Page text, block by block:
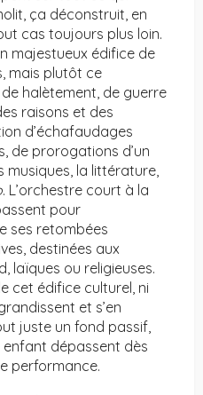
ça déconstruit, en
cas toujours plus loin.
majestueux édifice de
mais plutôt ce
halètement, de guerre
raisons et des
d’échafaudages
de prorogations d’un
la littérature,
. L’orchestre court à la
pour
ses retombées
destinées aux
laïques ou religieuses.
cet édifice culturel, ni
et s’en
juste un fond passif,
enfant dépassent dès
performance.